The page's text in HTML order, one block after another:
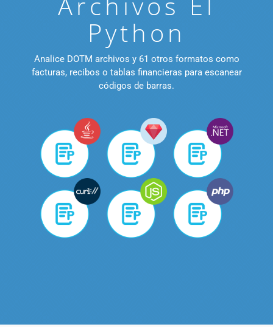
Python
Analice DOTM archivos y 61 otros formatos como
facturas, recibos o tablas financieras para escanear
códigos de barras.